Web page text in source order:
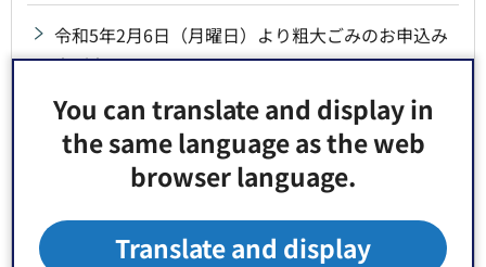
You can translate and display in
the same language as the web
browser language.
Translate and display
令和5年2月6日（月曜日）より粗大ごみのお申込み
先が変わりました
ごみ分別検索サービス「江東ごみナビ」
家庭ごみの出し方
区の資源回収